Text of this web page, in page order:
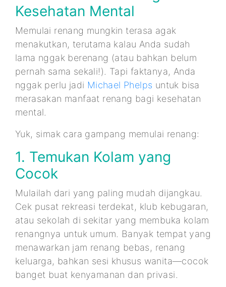
Kesehatan Mental
Memulai renang mungkin terasa agak
menakutkan, terutama kalau Anda sudah
lama nggak berenang (atau bahkan belum
pernah sama sekali!). Tapi faktanya, Anda
nggak perlu jadi Michael Phelps untuk bisa
merasakan manfaat renang bagi kesehatan
mental.
Yuk, simak cara gampang memulai renang:
1. Temukan Kolam yang
Cocok
Mulailah dari yang paling mudah dijangkau.
Cek pusat rekreasi terdekat, klub kebugaran,
atau sekolah di sekitar yang membuka kolam
renangnya untuk umum. Banyak tempat yang
menawarkan jam renang bebas, renang
keluarga, bahkan sesi khusus wanita—cocok
banget buat kenyamanan dan privasi.